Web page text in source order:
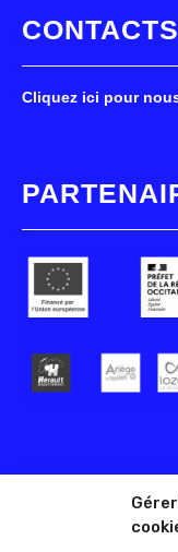
CONTACTS
Cliquez ici pour